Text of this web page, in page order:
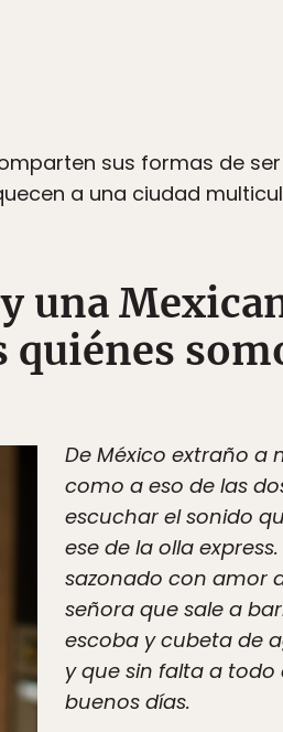
sus formas de
a una ciudad
una
De México extraño a
como a eso de las
escuchar el sonido
ese de la olla
sazonado con amor
señora que sale a
escoba y cubeta de
y que sin falta a todo
buenos días.